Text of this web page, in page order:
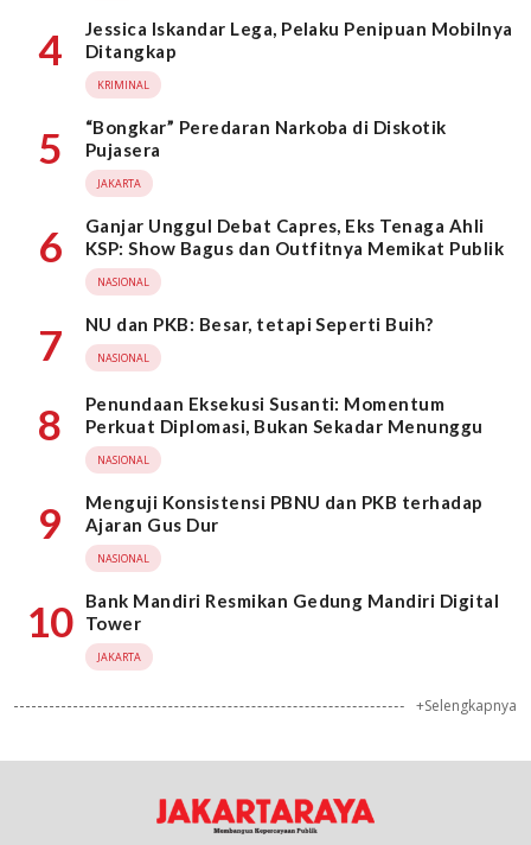
4
Jessica Iskandar Lega, Pelaku Penipuan Mobilnya
Ditangkap
KRIMINAL
5
“Bongkar” Peredaran Narkoba di Diskotik
Pujasera
JAKARTA
6
Ganjar Unggul Debat Capres, Eks Tenaga Ahli
KSP: Show Bagus dan Outfitnya Memikat Publik
NASIONAL
7 NU dan PKB: Besar, tetapi Seperti Buih?
NASIONAL
8
Penundaan Eksekusi Susanti: Momentum
Perkuat Diplomasi, Bukan Sekadar Menunggu
NASIONAL
9
Menguji Konsistensi PBNU dan PKB terhadap
Ajaran Gus Dur
NASIONAL
10
Bank Mandiri Resmikan Gedung Mandiri Digital
Tower
JAKARTA
+Selengkapnya